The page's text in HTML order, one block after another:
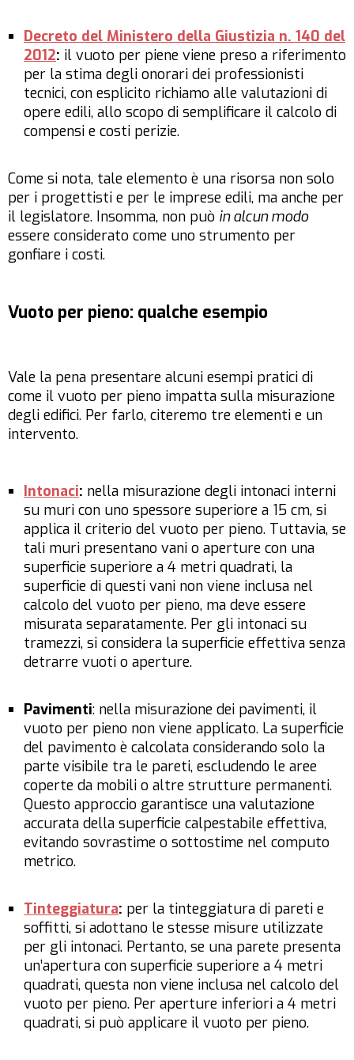
Decreto del Ministero della Giustizia n. 140 del
2012: il vuoto per piene viene preso a riferimento
per la stima degli onorari dei professionisti
tecnici, con esplicito richiamo alle valutazioni di
opere edili, allo scopo di semplificare il calcolo di
compensi e costi perizie.
Come si nota, tale elemento è una risorsa non solo
per i progettisti e per le imprese edili, ma anche per
il legislatore. Insomma, non può in alcun modo
essere considerato come uno strumento per
gonfiare i costi.
Vuoto per pieno: qualche esempio
Vale la pena presentare alcuni esempi pratici di
come il vuoto per pieno impatta sulla misurazione
degli edifici. Per farlo, citeremo tre elementi e un
intervento.
Intonaci: nella misurazione degli intonaci interni
su muri con uno spessore superiore a 15 cm, si
applica il criterio del vuoto per pieno. Tuttavia, se
tali muri presentano vani o aperture con una
superficie superiore a 4 metri quadrati, la
superficie di questi vani non viene inclusa nel
calcolo del vuoto per pieno, ma deve essere
misurata separatamente. Per gli intonaci su
tramezzi, si considera la superficie effettiva senza
detrarre vuoti o aperture.
Pavimenti: nella misurazione dei pavimenti, il
vuoto per pieno non viene applicato. La superficie
del pavimento è calcolata considerando solo la
parte visibile tra le pareti, escludendo le aree
coperte da mobili o altre strutture permanenti.
Questo approccio garantisce una valutazione
accurata della superficie calpestabile effettiva,
evitando sovrastime o sottostime nel computo
metrico.
Tinteggiatura: per la tinteggiatura di pareti e
soffitti, si adottano le stesse misure utilizzate
per gli intonaci. Pertanto, se una parete presenta
un’apertura con superficie superiore a 4 metri
quadrati, questa non viene inclusa nel calcolo del
vuoto per pieno. Per aperture inferiori a 4 metri
quadrati, si può applicare il vuoto per pieno.